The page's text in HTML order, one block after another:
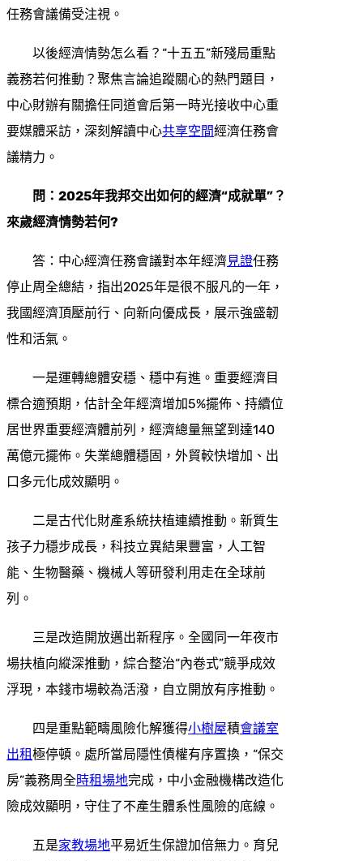
任務會議備受注視。
以後經濟情勢怎么看？“十五五”新殘局重點
義務若何推動？聚焦言論追蹤關心的熱門題目，
中心財辦有關擔任同道會后第一時光接收中心重
要媒體采訪，深刻解讀中心共享空間經濟任務會
議精力。
問：2025年我邦交出如何的經濟“成就單”？
來歲經濟情勢若何?
答：中心經濟任務會議對本年經濟見證任務
停止周全總結，指出2025年是很不服凡的一年，
我國經濟頂壓前行、向新向優成長，展示強盛韌
性和活氣。
一是運轉總體安穩、穩中有進。重要經濟目
標合適預期，估計全年經濟增加5%擺佈、持續位
居世界重要經濟體前列，經濟總量無望到達140
萬億元擺佈。失業總體穩固，外貿較快增加、出
口多元化成效顯明。
二是古代化財產系統扶植連續推動。新質生
孩子力穩步成長，科技立異結果豐富，人工智
能、生物醫藥、機械人等研發利用走在全球前
列。
三是改造開放邁出新程序。全國同一年夜市
場扶植向縱深推動，綜合整治“內卷式”競爭成效
浮現，本錢市場較為活潑，自立開放有序推動。
四是重點範疇風險化解獲得小樹屋積會議室
出租極停頓。處所當局隱性債權有序置換，“保交
房”義務周全時租場地完成，中小金融機構改造化
險成效顯明，守住了不產生體系性風險的底線。
五是家教場地平易近生保證加倍無力。育兒